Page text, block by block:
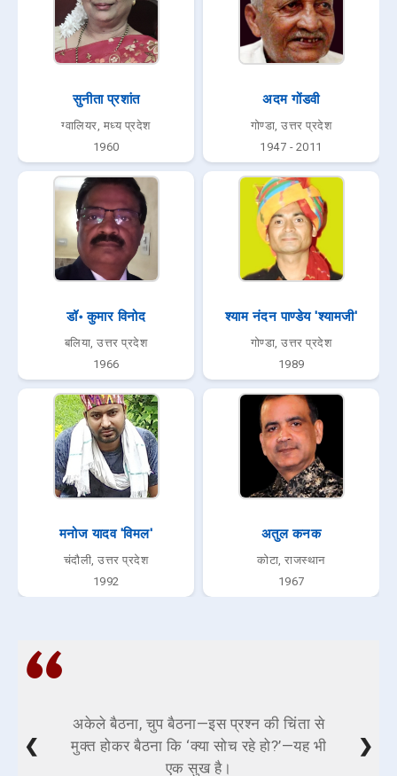
सुनीता प्रशांत
ग्वालियर, मध्य प्रदेश
1960
अदम गोंडवी
गोण्डा, उत्तर प्रदेश
1947 - 2011
डॉ॰ कुमार विनोद
बलिया, उत्तर प्रदेश
1966
श्याम नंदन पाण्डेय 'श्यामजी'
गोण्डा, उत्तर प्रदेश
1989
मनोज यादव 'विमल'
चंदौली, उत्तर प्रदेश
1992
अतुल कनक
कोटा, राजस्थान
1967
अकेले बैठना, चुप बैठना—इस प्रश्न की चिंता से
मुक्त होकर बैठना कि ‘क्या सोच रहे हो?’—यह भी
एक सुख है।
❮ ❯